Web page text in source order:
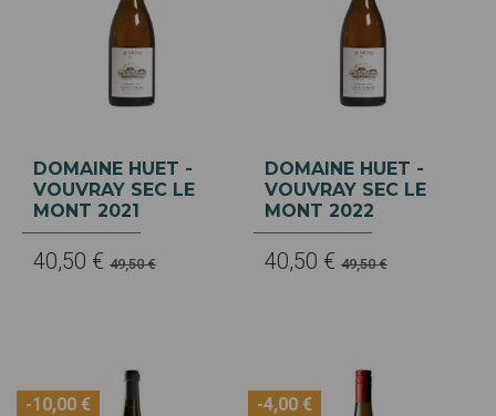
DOMAINE HUET -
VOUVRAY SEC LE
MONT 2021
40,50 € 49,50 €
DOMAINE HUET -
VOUVRAY SEC LE
MONT 2022
40,50 € 49,50 €
-10,00 € -4,00 €